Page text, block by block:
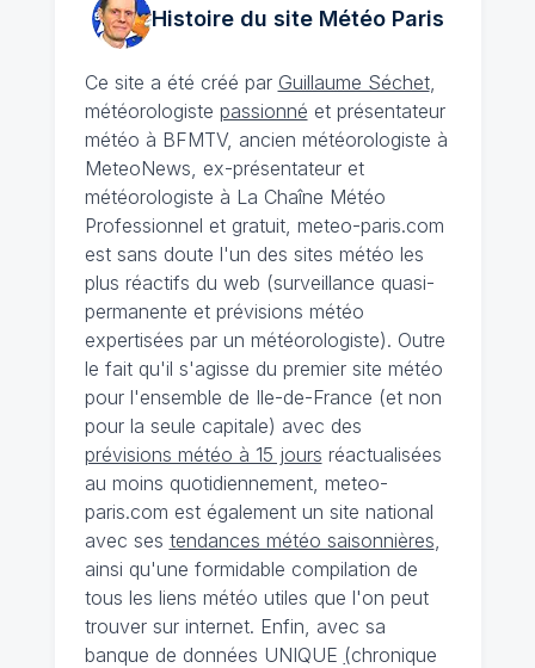
Histoire du site MétéoParis
Ce site a été créé par Guillaume Séchet,
météorologiste passionné et présentateur
météo à BFMTV, ancien météorologiste à
MeteoNews, ex-présentateur et
météorologiste à La Chaîne Météo
Professionnel et gratuit, meteo-paris.com
est sans doute l'un des sites météo les
plus réactifs du web (surveillance quasi-
permanente et prévisions météo
expertisées par un météorologiste). Outre
le fait qu'il s'agisse du premier site météo
pour l'ensemble de Ile-de-France (et non
pour la seule capitale) avec des
prévisions météo à 15 jours réactualisées
au moins quotidiennement, meteo-
paris.com est également un site national
avec ses tendances météo saisonnières
ainsi qu'une formidable compilation de
tous les liens météo utiles que l'on peut
trouver sur internet. Enfin, avec sa
banque de données UNIQUE (chronique